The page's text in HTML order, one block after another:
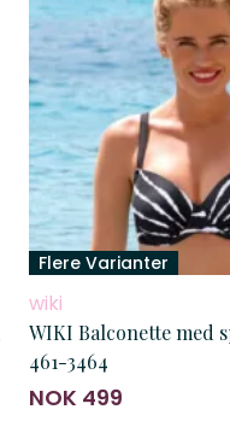
Flere Varianter
wiki
WIKI Balconette med
461-3464
NOK 499